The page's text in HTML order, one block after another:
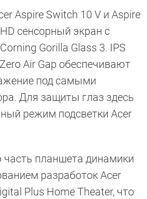
Aspire Switch 10 V и Aspire
сенсорный экран с
Gorilla Glass 3. IPS
Air Gap обеспечивают
под самыми
Для защиты глаз здесь
режим подсветки Acer
планшета динамики
разработок Acer
Plus Home Theater, что